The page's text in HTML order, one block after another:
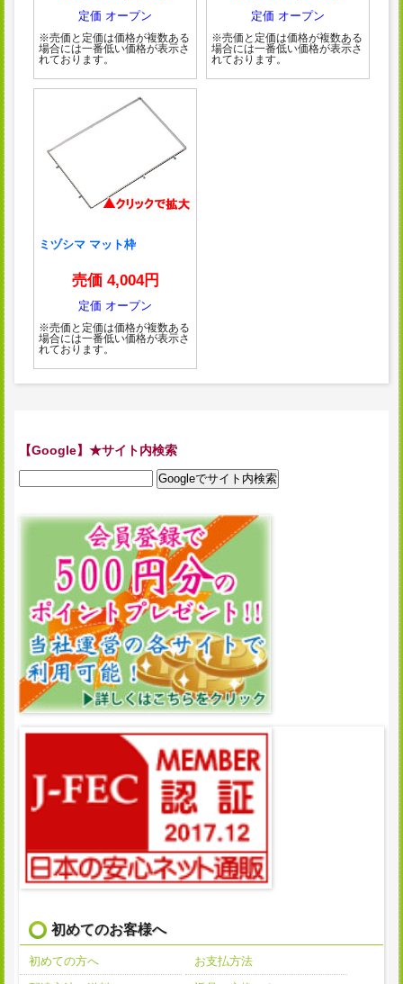
定価 オープン
※売価と定価は価格が複数ある
場合には一番低い価格が表示さ
れております。
定価 オープン
※売価と定価は価格が複数ある
場合には一番低い価格が表示さ
れております。
ミヅシマ マット枠
売価 4,004円
定価 オープン
※売価と定価は価格が複数ある
場合には一番低い価格が表示さ
れております。
【Google】★サイト内検索
初めてのお客様へ
初めての方へ
お支払方法